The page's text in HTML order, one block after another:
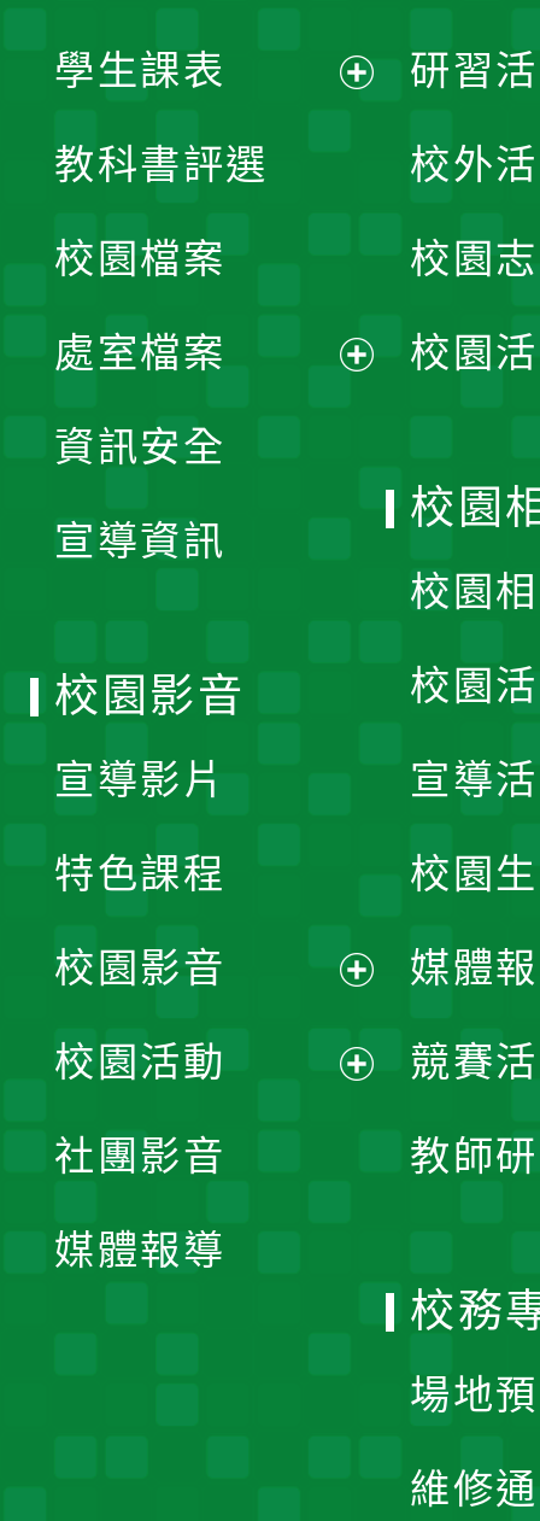
學生課表
單
教科書評選
校園檔案
處室檔案
資訊安全
宣導資訊
研習
校外
校園
校園
校園
校園
校園
宣導
校園
媒體
競賽
教師
校園影音
宣導影片
特色課程
校園影音
開
校園活動
社團影音
媒體報導
校務
場地
維修